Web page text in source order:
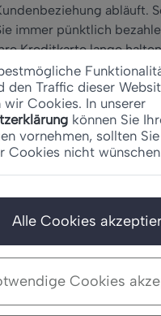
abläuft.
immer pünktlich
Kreditkarte lange
Effekte mittel- und
positiv sein. Die
Ihrer Bonität
Kreditkarten kann
niemand
wie die Bonität genau
Es bleiben also nur die
die wir
Ratgeber
den Traffic dieser
wir Cookies. In unserer
können Sie
vornehmen, sollten
Cookies nicht
Alle Cookies
Cookies